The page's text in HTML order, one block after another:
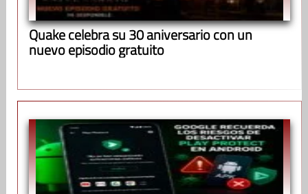
Quake celebra su 30 aniversario con un
nuevo episodio gratuito